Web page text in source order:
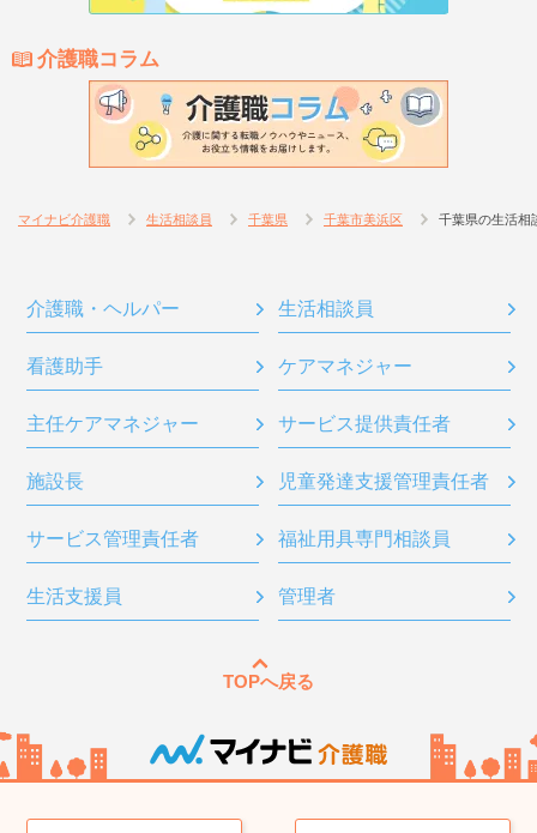
介護職コラム
マイナビ介護職 生活相談員 千葉県 千葉市美浜区 千葉県の生活相
介護職・ヘルパー 生活相談員
看護助手 ケアマネジャー
主任ケアマネジャー サービス提供責任者
施設長 児童発達支援管理責任者
サービス管理責任者 福祉用具専門相談員
生活支援員 管理者
TOPへ戻る